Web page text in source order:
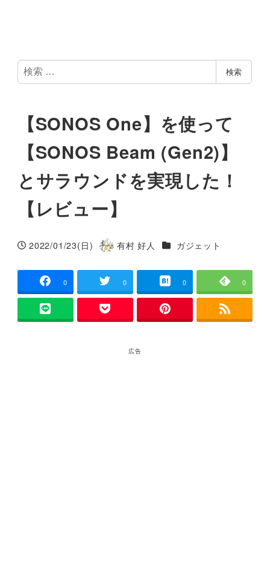
検
索
検索
【SONOS One】を使って
【SONOS Beam (Gen2)】
とサラウンドを実現した！
【レビュー】
投稿日
2022/01/23(日)
著
有村 好人 カテゴリー
ガジェット
0 0 0 0
広告